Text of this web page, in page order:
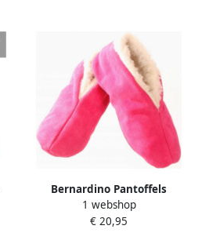
Bernardino Pantoffels
kinderen Sloffen Kinderen
Roze
1 webshop
€ 20,95